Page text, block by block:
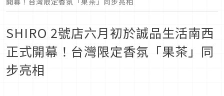
SHIRO 2號店六月初於誠品生活南西
正式開幕！台灣限定香氛「果茶」同
步亮相